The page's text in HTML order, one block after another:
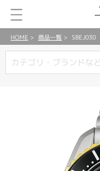
HOME 商品一覧 SBEJ030